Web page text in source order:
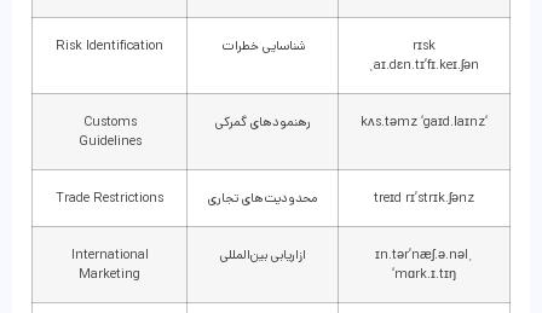
rɪsk
ˌaɪ.dɛn.tɪ’fɪ.keɪ.ʃən
شناسایی خطرات Risk Identification
‘kʌs.təmz ‘gaɪd.laɪnz رهنمودهای گمرکی
Customs
Guidelines
treɪd rɪ’strɪk.ʃənz محدودیت‌های تجاری Trade Restrictions
ˌɪn.tər’næʃ.ə.nəl
‘mɑrk.ɪ.tɪŋ
ازاریابی بین‌المللی
International
Marketing